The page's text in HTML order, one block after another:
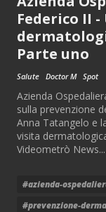
Federico II
Parte uno
Salute Doctor M Spot
Azienda
sulla prevenzione
Anna Tatangelo e
visita
Videometrò News...
#azienda-
#prevenzione-